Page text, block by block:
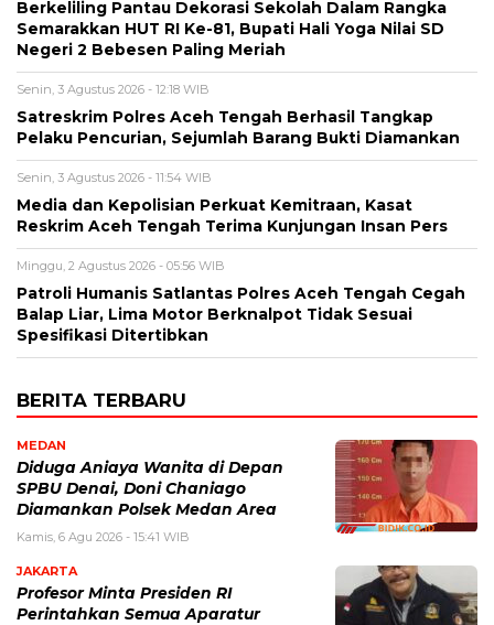
Berkeliling Pantau Dekorasi Sekolah Dalam Rangka
Semarakkan HUT RI Ke-81, Bupati Hali Yoga Nilai SD
Negeri 2 Bebesen Paling Meriah
Senin, 3 Agustus 2026 - 12:18 WIB
Satreskrim Polres Aceh Tengah Berhasil Tangkap
Pelaku Pencurian, Sejumlah Barang Bukti Diamankan
Senin, 3 Agustus 2026 - 11:54 WIB
Media dan Kepolisian Perkuat Kemitraan, Kasat
Reskrim Aceh Tengah Terima Kunjungan Insan Pers
Minggu, 2 Agustus 2026 - 05:56 WIB
Patroli Humanis Satlantas Polres Aceh Tengah Cegah
Balap Liar, Lima Motor Berknalpot Tidak Sesuai
Spesifikasi Ditertibkan
BERITA TERBARU
MEDAN
Diduga Aniaya Wanita di Depan
SPBU Denai, Doni Chaniago
Diamankan Polsek Medan Area
Kamis, 6 Agu 2026 - 15:41 WIB
JAKARTA
Profesor Minta Presiden RI
Perintahkan Semua Aparatur